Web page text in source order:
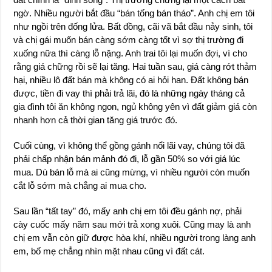
ngờ. Nhiều người bắt đầu “bán tống bán tháo”. Anh chị em tôi
như ngồi trên đống lửa. Bất đồng, cãi vã bắt đầu nảy sinh, tôi
và chị gái muốn bán càng sớm càng tốt vì sợ thị trường đi
xuống nữa thì càng lỗ nặng. Anh trai tôi lại muốn đợi, vì cho
rằng giá chững rồi sẽ lại tăng. Hai tuần sau, giá càng rớt thảm
hại, nhiều lô đất bán mà không có ai hỏi han. Đất không bán
được, tiền đi vay thì phải trả lãi, đó là những ngày tháng cả
gia đình tôi ăn không ngon, ngủ không yên vì đất giảm giá còn
nhanh hơn cả thời gian tăng giá trước đó.
Cuối cùng, vì không thể gồng gánh nổi lãi vay, chúng tôi đã
phải chấp nhận bán mảnh đó đi, lỗ gần 50% so với giá lúc
mua. Dù bán lỗ mà ai cũng mừng, vì nhiều người còn muốn
cắt lỗ sớm mà chẳng ai mua cho.
Sau lần “tất tay” đó, mấy anh chị em tôi đều gánh nợ, phải
cày cuốc mấy năm sau mới trả xong xuôi. Cũng may là anh
chị em vẫn còn giữ được hòa khí, nhiều người trong làng anh
em, bố mẹ chẳng nhìn mặt nhau cũng vì đất cát.